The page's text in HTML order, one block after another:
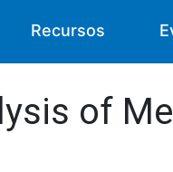
Recursos
of